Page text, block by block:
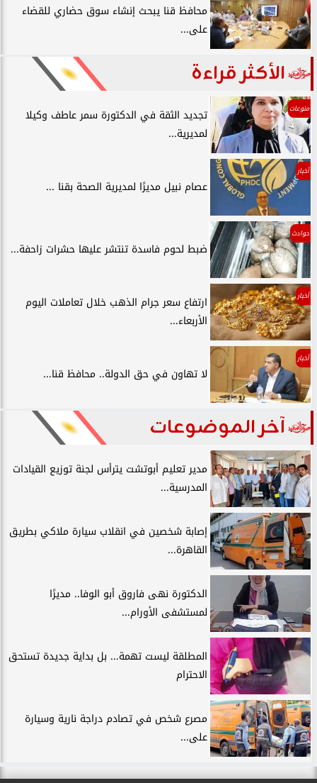
محافظ قنا يبحث إنشاء سوق حضاري للقضاء
على...
الأكثر قراءة
منوعات
تجديد الثقة في الدكتورة سمر عاطف وكيلا
لمديرية...
أخبار
عصام نبيل مديرًا لمديرية الصحة بقنا ...
حوادث
ضبط لحوم فاسدة تنتشر عليها حشرات زاحفة...
أخبار
ارتفاع سعر جرام الذهب خلال تعاملات اليوم
الأربعاء...
أخبار
لا تهاون في حق الدولة.. محافظ قنا...
آخر الموضوعات
مدير تعليم أبوتشت يترأس لجنة توزيع القيادات
المدرسية...
إصابة شخصين في انقلاب سيارة ملاكي بطريق
القاهرة...
الدكتورة نهى فاروق أبو الوفا.. مديرًا
لمستشفى الأورام...
المطلقة ليست تهمة... بل بداية جديدة تستحق
الاحترام
مصرع شخص في تصادم دراجة نارية وسيارة
على...